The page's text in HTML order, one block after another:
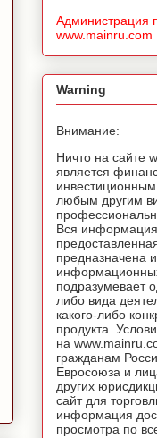
Администрация
www.mainru.com
Warning
Внимание:
Ничто на сайте
является
любым другим
Вся
предназначена
подразумевает
либо вида
какого-либо
продукта.
на
гражданам
Евросоюза и
других
сайт для
информация
просмотра по